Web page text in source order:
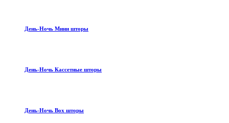
День-Ночь Мини шторы
День-Ночь Кассетные шторы
День-Ночь Box шторы